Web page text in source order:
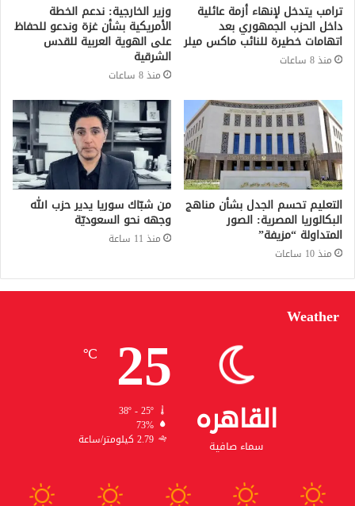
ترامب يتدخل لإنهاء أزمة عائلية
داخل الحزب الجمهوري بعد
اتهامات خطيرة للنائب ماكس ميلر
منذ 8 ساعات
وزير الخارجية: ندعم الخطة
الأمريكية بشأن غزة وندعو للحفاظ
على الهوية العربية للقدس
الشرقية
منذ 8 ساعات
التعليم تحسم الجدل بشأن مناهج
البكالوريا المصرية: الصور
المتداولة “مزيفة”
منذ 10 ساعات
من شبّاك سوريا يدير حزب الله
وجهه نحو السعوديّة
منذ 11 ساعة
Weather
القاهره
سماء صافية
25
℃
38º - 25º
73%
2.79 كيلومتر/ساعة